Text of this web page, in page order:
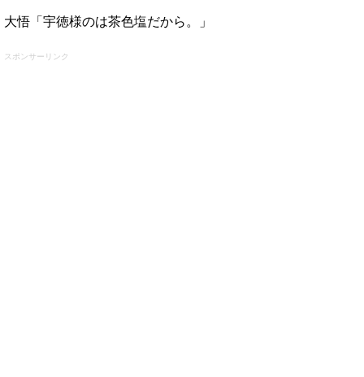
大悟「宇徳様のは茶色塩だから。」
スポンサーリンク